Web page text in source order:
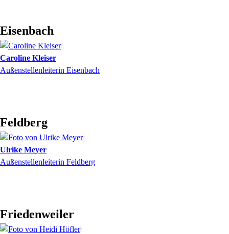
Eisenbach
Caroline Kleiser
Außenstellenleiterin Eisenbach
Feldberg
Ulrike Meyer
Außenstellenleiterin Feldberg
Friedenweiler